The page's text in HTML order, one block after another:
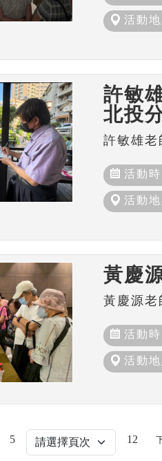
活動地
許敏
北投
許敏雄
活動時
活動地
黃慶
黃慶源老
活動時
活動地
5 12